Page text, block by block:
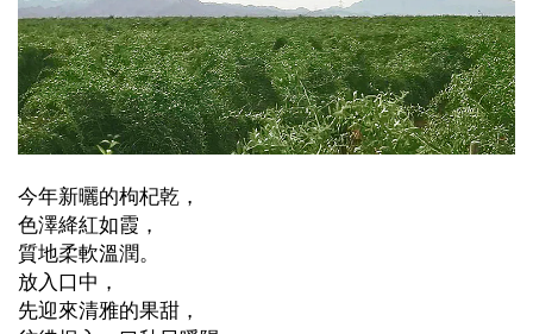
今年新曬的枸杞乾，
色澤絳紅如霞，
質地柔軟溫潤。
放入口中，
先迎來清雅的果甜，